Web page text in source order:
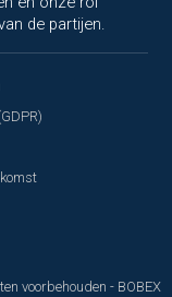
de partijen.
voorbehouden - BOBEX